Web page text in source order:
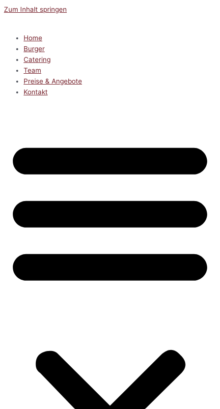
Zum Inhalt springen
Home
Burger
Catering
Team
Preise & Angebote
Kontakt